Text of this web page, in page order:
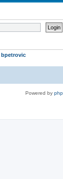
bpetrovic
Powered by